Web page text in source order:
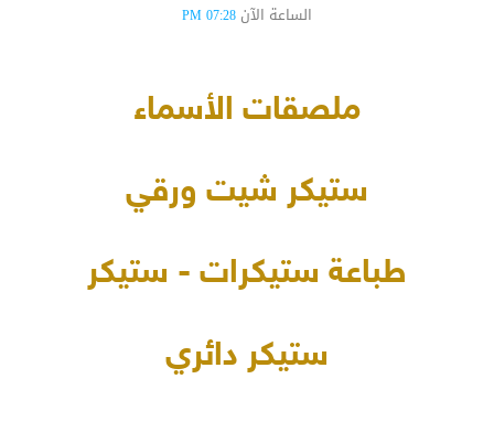
الساعة الآن 07:28 PM
ملصقات الأسماء
ستيكر شيت ورقي
طباعة ستيكرات - ستيكر
ستيكر دائري